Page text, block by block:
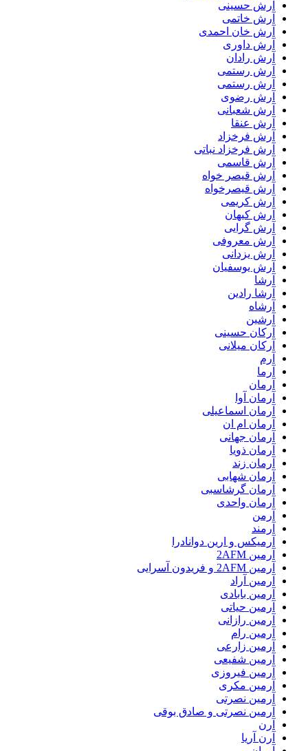
آرش حسینی
آرش خاتمی
آرش خان احمدی
آرش داوری
آرش رادان
آرش رستمى
آرش رستمی
آرش رضوی
آرش شعبانی
آرش عنقا
آرش فرخزاد
آرش فرخزاد نباتی
آرش قاسمی
آرش قیصر خواه
آرش قیصرخواه
آرش کریمی
آرش کیهان
آرش گرایی
آرش معروفی
آرش یزدانی
آرش یوسفیان
آرشا
آرشا رادین
آرشاه
آرشین
آرکان حسینی
آرکان میلانی
آرم
آرما
آرمان
آرمان آوا
آرمان اسماعیلی
آرمان ام ان
آرمان جهانی
آرمان ذویا
آرمان زند
آرمان شهابی
آرمان گرشاسبی
آرمان واحدی
آرمن
آرمند
آرمیکس و ارین دوانادرا
آرمین 2AFM
آرمین 2AFM و فریدون آسرایی
آرمین آراد
آرمین بابادی
آرمین حیاتی
آرمین رازانی
آرمین رام
آرمین زارعی
آرمین شفیعی
آرمین فیروزی
آرمین مکری
آرمین نصرتی
آرمین نصرتی و صادق بوقی
آرن
آرن آریا